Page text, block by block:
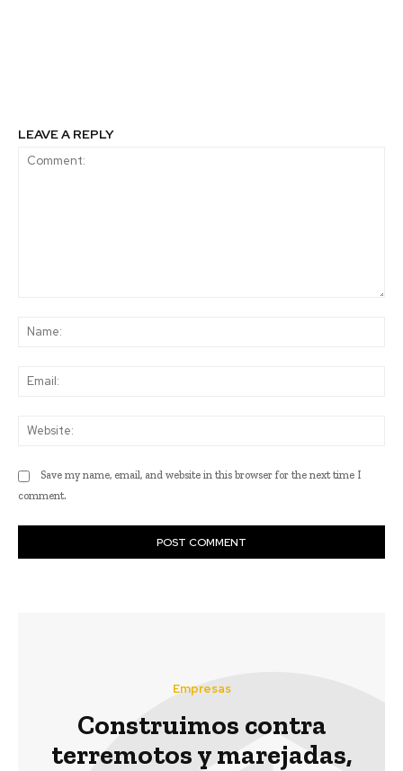
LEAVE A REPLY
Save my name, email, and website in this browser for the next time I
comment.